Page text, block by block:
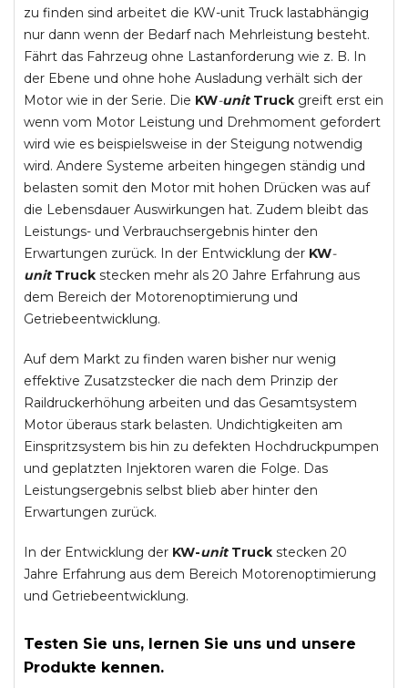
zu finden sind arbeitet die KW-unit Truck lastabhängig
nur dann wenn der Bedarf nach Mehrleistung besteht.
Fährt das Fahrzeug ohne Lastanforderung wie z. B. In
der Ebene und ohne hohe Ausladung verhält sich der
Motor wie in der Serie. Die KW-unit Truck greift erst ein
wenn vom Motor Leistung und Drehmoment gefordert
wird wie es beispielsweise in der Steigung notwendig
wird. Andere Systeme arbeiten hingegen ständig und
belasten somit den Motor mit hohen Drücken was auf
die Lebensdauer Auswirkungen hat. Zudem bleibt das
Leistungs- und Verbrauchsergebnis hinter den
Erwartungen zurück. In der Entwicklung der KW-
unit Truck stecken mehr als 20 Jahre Erfahrung aus
dem Bereich der Motorenoptimierung und
Getriebeentwicklung.
Auf dem Markt zu finden waren bisher nur wenig
effektive Zusatzstecker die nach dem Prinzip der
Raildruckerhöhung arbeiten und das Gesamtsystem
Motor überaus stark belasten. Undichtigkeiten am
Einspritzsystem bis hin zu defekten Hochdruckpumpen
und geplatzten Injektoren waren die Folge. Das
Leistungsergebnis selbst blieb aber hinter den
Erwartungen zurück.
In der Entwicklung der KW-unitTruck stecken 20
Jahre Erfahrung aus dem Bereich Motorenoptimierung
und Getriebeentwicklung.
Testen Sie uns, lernen Sie uns und unsere
Produkte kennen.